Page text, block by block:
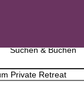
Suchen & Buchen